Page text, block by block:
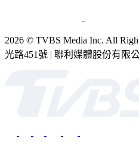
2026 © TVBS Media Inc. All
光路451號 | 聯利媒體股份有限